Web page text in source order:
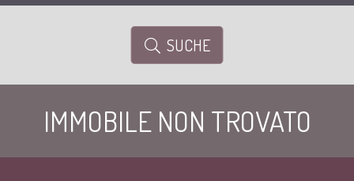
SUCHE
IMMOBILE NON TROVATO